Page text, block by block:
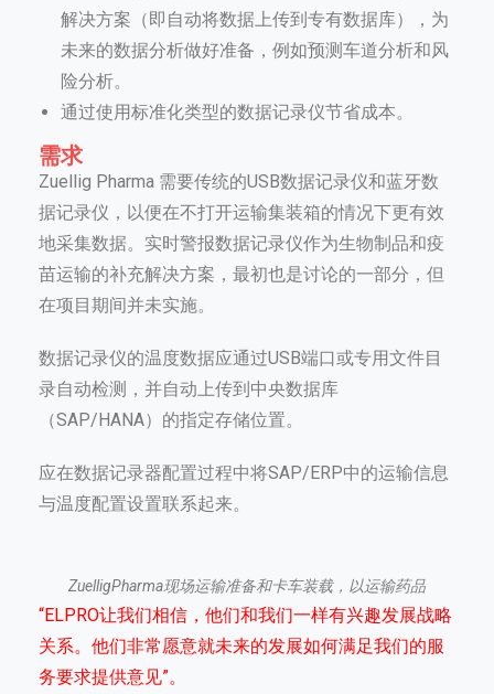
解决方案（即自动将数据上传到专有数据库），为
未来的数据分析做好准备，例如预测车道分析和风
险分析。
通过使用标准化类型的数据记录仪节省成本。
需求
Zuellig Pharma 需要传统的USB数据记录仪和蓝牙数
据记录仪，以便在不打开运输集装箱的情况下更有效
地采集数据。实时警报数据记录仪作为生物制品和疫
苗运输的补充解决方案，最初也是讨论的一部分，但
在项目期间并未实施。
数据记录仪的温度数据应通过USB端口或专用文件目
录自动检测，并自动上传到中央数据库
（SAP/HANA）的指定存储位置。
应在数据记录器配置过程中将SAP/ERP中的运输信息
与温度配置设置联系起来。
ZuelligPharma现场运输准备和卡车装载，以运输药品
“ELPRO让我们相信，他们和我们一样有兴趣发展战略
关系。他们非常愿意就未来的发展如何满足我们的服
务要求提供意见”。